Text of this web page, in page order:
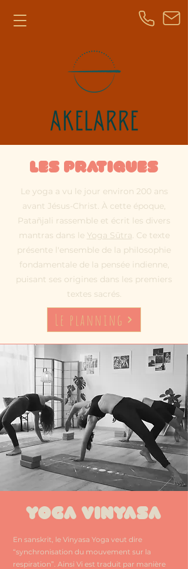
Les pratiques
Le yoga a vu le jour environ 200 ans
avant Jésus-Christ. À cette époque,
Patañjali rassemble et écrit les divers
mantras dans le Yoga Sūtra. Ce texte
présente l'ensemble de la philosophie
fondamentale de la pensée indienne,
puisant ses origines dans les premiers
textes sacrés.
Le planning
YOGA VINYASA
En sanskrit, le Vinyasa Yoga veut dire
“synchronisation du mouvement sur la
respiration”. Ainsi Vi est traduit par manière